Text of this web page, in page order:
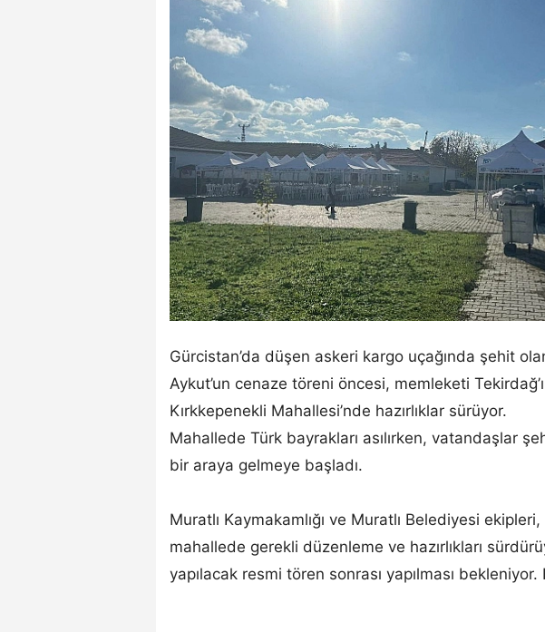
Gürcistan’da düşen askeri kargo uçağında şehit
Aykut’un cenaze töreni öncesi, memleketi
Kırkkepenekli Mahallesi’nde hazırlıklar sürüyor.
Mahallede Türk bayrakları asılırken, vatandaşlar
bir araya gelmeye başladı.
Muratlı Kaymakamlığı ve Muratlı Belediyesi
mahallede gerekli düzenleme ve hazırlıkları
yapılacak resmi tören sonrası yapılması bekleniyor.